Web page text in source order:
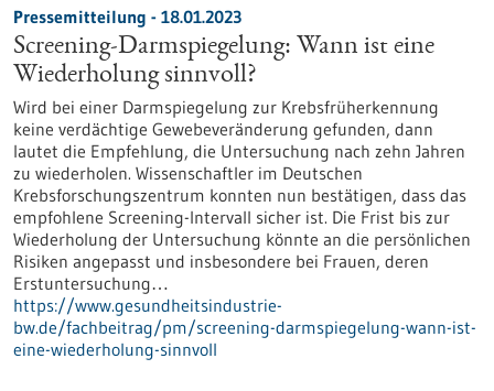
Pressemitteilung - 18.01.2023
Screening-Darmspiegelung: Wann ist eine
Wiederholung sinnvoll?
Wird bei einer Darmspiegelung zur Krebsfrüherkennung
keine verdächtige Gewebeveränderung gefunden, dann
lautet die Empfehlung, die Untersuchung nach zehn Jahren
zu wiederholen. Wissenschaftler im Deutschen
Krebsforschungszentrum konnten nun bestätigen, dass das
empfohlene Screening-Intervall sicher ist. Die Frist bis zur
Wiederholung der Untersuchung könnte an die persönlichen
Risiken angepasst und insbesondere bei Frauen, deren
Erstuntersuchung…
https://www.gesundheitsindustrie-
bw.de/fachbeitrag/pm/screening-darmspiegelung-wann-ist-
eine-wiederholung-sinnvoll